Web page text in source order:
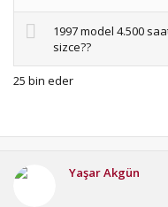
1997 model 4.500
sizce??
25 bin eder
Yaşar Akgün